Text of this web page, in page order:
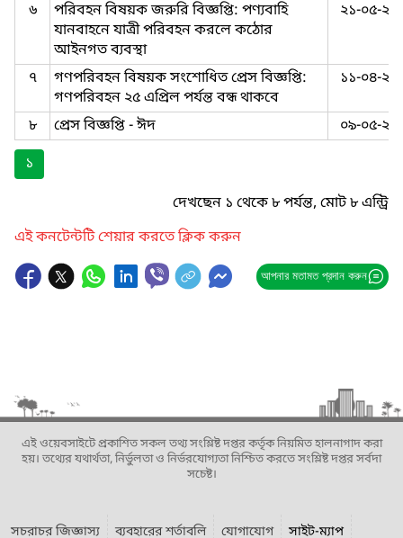
৬
পরিবহন বিষয়ক জরুরি বিজ্ঞপ্তি: পণ্যবাহি
যানবাহনে যাত্রী পরিবহন করলে কঠোর
আইনগত ব্যবস্থা
২১-০৫-
৭
গণপরিবহন বিষয়ক সংশোধিত প্রেস বিজ্ঞপ্তি:
গণপরিবহন ২৫ এপ্রিল পর্যন্ত বন্ধ থাকবে
১১-০৪-
৮ প্রেস বিজ্ঞপ্তি - ঈদ
০৯-০৫-
১
দেখছেন ১ থেকে ৮ পর্যন্ত, মোট ৮ এন্ট্রি
এই কনটেন্টটি শেয়ার করতে ক্লিক করুন
আপনার মতামত প্রদান করুন
এই ওয়েবসাইটে প্রকাশিত সকল তথ্য সংশ্লিষ্ট দপ্তর কর্তৃক নিয়মিত হালনাগাদ করা
হয়। তথ্যের যথার্থতা, নির্ভুলতা ও নির্ভরযোগ্যতা নিশ্চিত করতে সংশ্লিষ্ট দপ্তর সর্বদা
সচেষ্ট।
সচরাচর জিজ্ঞাস্য ব্যবহারের শর্তাবলি যোগাযোগ সাইট-ম্যাপ